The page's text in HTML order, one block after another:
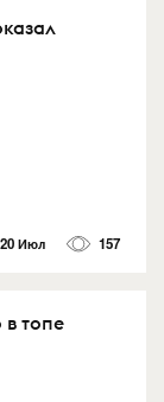
20 Июл 157
топе